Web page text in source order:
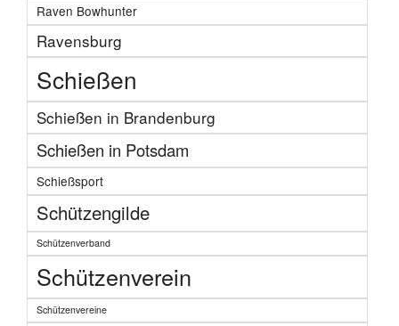
Raven Bowhunter
Ravensburg
Schießen
Schießen in Brandenburg
Schießen in Potsdam
Schießsport
Schützengilde
Schützenverband
Schützenverein
Schützenvereine